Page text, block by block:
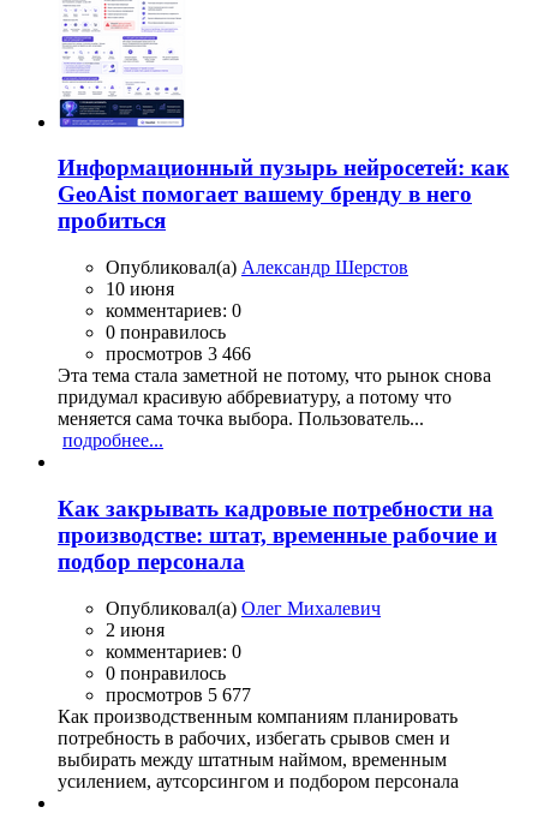
Информационный пузырь нейросетей: как
GeoAist помогает вашему бренду в него
пробиться
Опубликовал(а) Александр Шерстов
10 июня
комментариев: 0
0 понравилось
просмотров 3 466
Эта тема стала заметной не потому, что рынок снова
придумал красивую аббревиатуру, а потому что
меняется сама точка выбора. Пользователь...
подробнее...
Как закрывать кадровые потребности на
производстве: штат, временные рабочие и
подбор персонала
Опубликовал(а) Олег Михалевич
2 июня
комментариев: 0
0 понравилось
просмотров 5 677
Как производственным компаниям планировать
потребность в рабочих, избегать срывов смен и
выбирать между штатным наймом, временным
усилением, аутсорсингом и подбором персонала